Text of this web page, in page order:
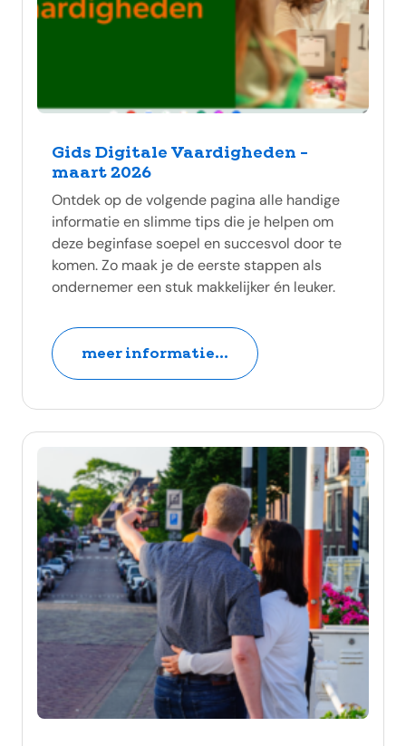
Gids Digitale Vaardigheden -
maart 2026
Ontdek op de volgende pagina alle handige
informatie en slimme tips die je helpen om
deze beginfase soepel en succesvol door te
komen. Zo maak je de eerste stappen als
ondernemer een stuk makkelijker én leuker.
meer informatie...